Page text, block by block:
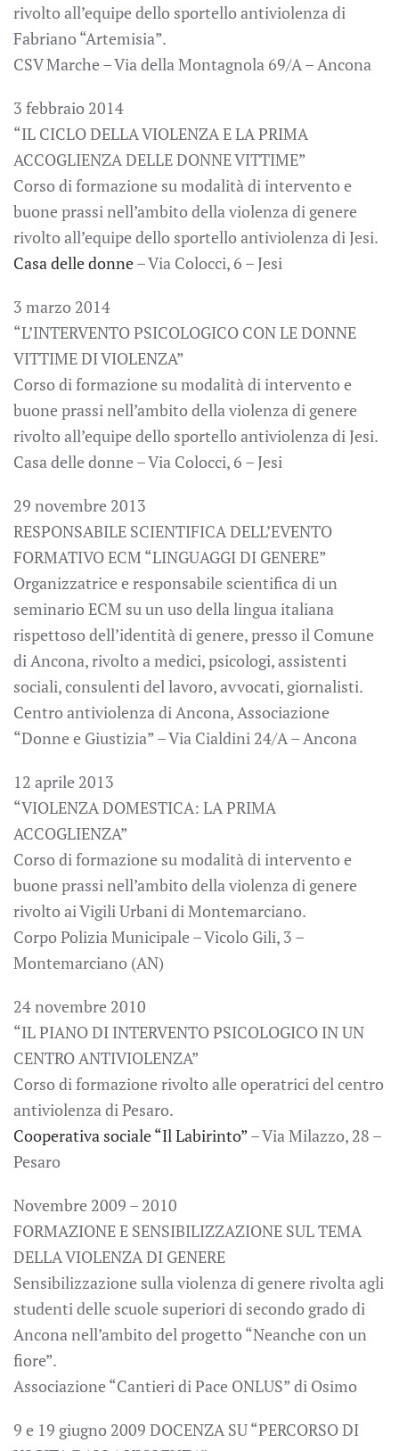
rivolto all’equipe dello sportello antiviolenza di
Fabriano “Artemisia”.
CSV Marche – Via della Montagnola 69/A – Ancona
3 febbraio 2014
“IL CICLO DELLA VIOLENZA E LA PRIMA
ACCOGLIENZA DELLE DONNE VITTIME”
Corso di formazione su modalità di intervento e
buone prassi nell’ambito della violenza di genere
rivolto all’equipe dello sportello antiviolenza di Jesi.
Casa delle donne– Via Colocci, 6 – Jesi
3 marzo 2014
“L’INTERVENTO PSICOLOGICO CON LE DONNE
VITTIME DI VIOLENZA”
Corso di formazione su modalità di intervento e
buone prassi nell’ambito della violenza di genere
rivolto all’equipe dello sportello antiviolenza di Jesi.
Casa delle donne – Via Colocci, 6 – Jesi
29 novembre 2013
RESPONSABILE SCIENTIFICA DELL’EVENTO
FORMATIVO ECM “LINGUAGGI DI GENERE”
Organizzatrice e responsabile scientifica di un
seminario ECM su un uso della lingua italiana
rispettoso dell’identità di genere, presso il Comune
di Ancona, rivolto a medici, psicologi, assistenti
sociali, consulenti del lavoro, avvocati, giornalisti.
Centro antiviolenza di Ancona, Associazione
“Donne e Giustizia” – Via Cialdini 24/A – Ancona
12 aprile 2013
“VIOLENZA DOMESTICA: LA PRIMA
ACCOGLIENZA”
Corso di formazione su modalità di intervento e
buone prassi nell’ambito della violenza di genere
rivolto ai Vigili Urbani di Montemarciano.
Corpo Polizia Municipale – Vicolo Gili, 3 –
Montemarciano (AN)
24 novembre 2010
“IL PIANO DI INTERVENTO PSICOLOGICO IN UN
CENTRO ANTIVIOLENZA”
Corso di formazione rivolto alle operatrici del centro
antiviolenza di Pesaro.
Cooperativa sociale “Il Labirinto”– Via Milazzo, 28 –
Pesaro
Novembre 2009 – 2010
FORMAZIONE E SENSIBILIZZAZIONE SUL TEMA
DELLA VIOLENZA DI GENERE
Sensibilizzazione sulla violenza di genere rivolta agli
studenti delle scuole superiori di secondo grado di
Ancona nell’ambito del progetto “Neanche con un
fiore”.
Associazione “Cantieri di Pace ONLUS” di Osimo
9 e 19 giugno 2009 DOCENZA SU “PERCORSO DI